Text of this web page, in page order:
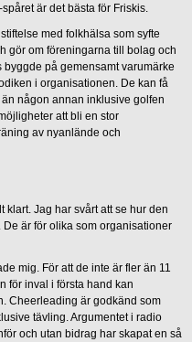
är det bästa för Friskis.
med folkhälsa som syfte
gör om föreningarna till bolag och
på gemensamt varumärke
i organisationen. De kan få
någon annan inklusive golfen
att bli en stor
av nyanlände och
klart. Jag har svårt att se hur den
är för olika som organisationer
mig. För att de inte är fler än 11
för inval i första hand kan
Cheerleading är godkänd som
tävling. Argumentet i radio
och utan bidrag har skapat en så